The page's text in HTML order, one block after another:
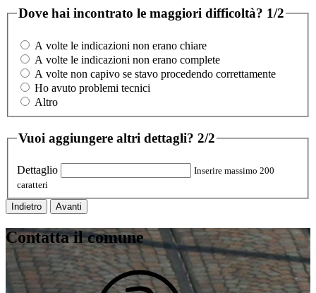
Dove hai incontrato le maggiori difficoltà? 1/2
A volte le indicazioni non erano chiare
A volte le indicazioni non erano complete
A volte non capivo se stavo procedendo correttamente
Ho avuto problemi tecnici
Altro
Vuoi aggiungere altri dettagli? 2/2
Dettaglio
Inserire massimo 200
caratteri
Indietro Avanti
Contatta il comune